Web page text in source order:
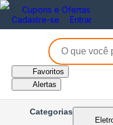
Cupons e Ofertas
Cadastre-se
Entrar
Favoritos
Alertas
Categorias